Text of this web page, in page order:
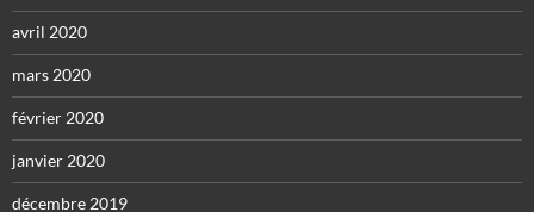
avril 2020
mars 2020
février 2020
janvier 2020
décembre 2019